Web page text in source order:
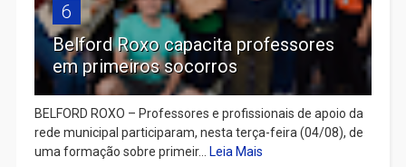
6
Belford Roxo capacita professores
em primeiros socorros
BELFORD ROXO – Professores e profissionais de apoio da
rede municipal participaram, nesta terça-feira (04/08), de
uma formação sobre primeir...
Leia Mais